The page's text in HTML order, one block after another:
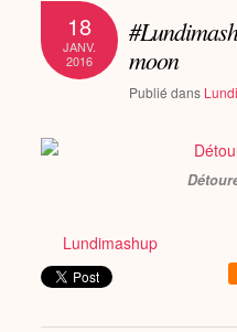
18
JANV.
2016
#Lundimashup : Kingsman on the
moon
Publié dans
Lundimashup